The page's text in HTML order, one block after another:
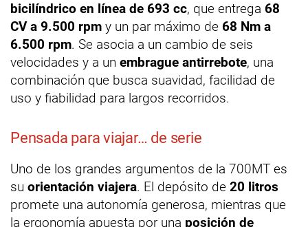
bicilíndrico en línea de 693 cc, que entrega 68
CV a 9.500 rpm y un par máximo de 68 Nm a
6.500 rpm. Se asocia a un cambio de seis
velocidades y a un embrague antirrebote, una
combinación que busca suavidad, facilidad de
uso y fiabilidad para largos recorridos.
Pensada para viajar… de serie
Uno de los grandes argumentos de la 700MT es
su orientación viajera. El depósito de 20 litros
promete una autonomía generosa, mientras que
la ergonomía apuesta por una posición de